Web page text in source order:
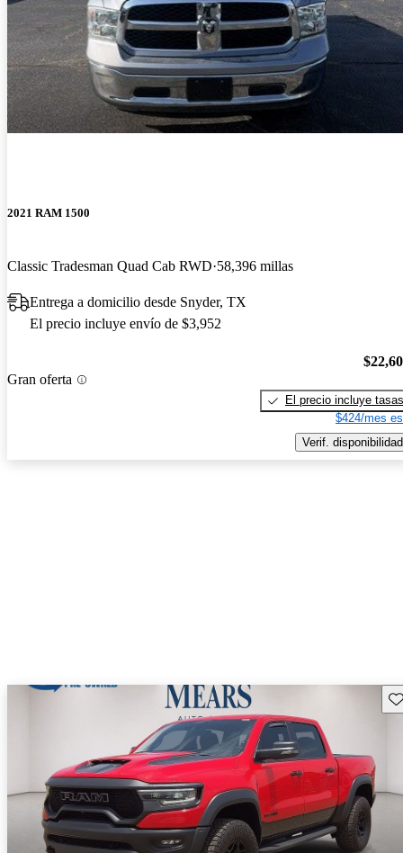
2021 RAM 1500
Classic Tradesman Quad Cab RWD 58,396 millas
Entrega a domicilio desde Snyder, TX
El precio incluye envío de $3,952
Gran oferta
El precio incluye tasas
$424/mes
Verif. disponibilidad